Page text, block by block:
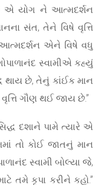
એ યોગ ને આત્મદર્શન
સંત, તેને વિષે વૃત્તિ
એને વિષે વધુ
સ્વામીએ કહ્યું
થાય છે, તેનું કાંઈક માન
ગૌણ થઈ જાય છે.”
દશાને પામે ત્યારે એ
તો કોઈ જાતનું માન
સ્વામી બોલ્યા જે,
તમે કૃપા કરીને કહો.”